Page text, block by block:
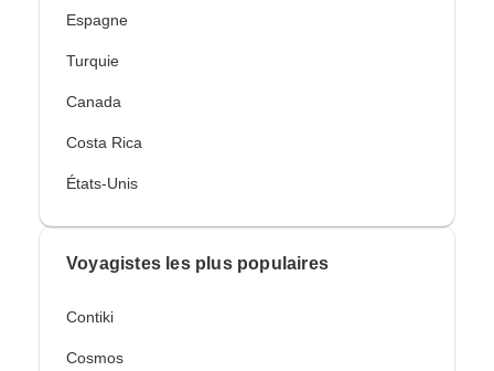
Espagne
Turquie
Canada
Costa Rica
États-Unis
Voyagistes les plus populaires
Contiki
Cosmos